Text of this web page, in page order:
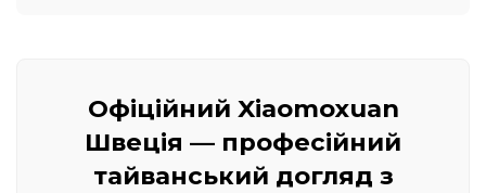
Офіційний Xiaomoxuan
Швеція — професійний
тайванський догляд з